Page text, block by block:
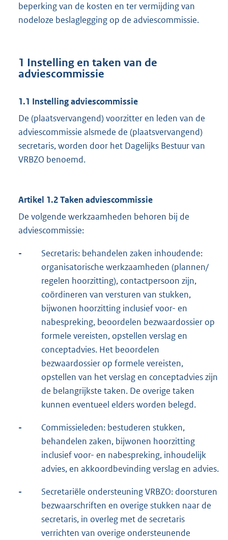
beperking van de kosten en ter vermijding van
nodeloze beslaglegging op de adviescommissie.
1 Instelling en taken van de
adviescommissie
1.1 Instelling adviescommissie
De (plaatsvervangend) voorzitter en leden van de
adviescommissie alsmede de (plaatsvervangend)
secretaris, worden door het Dagelijks Bestuur van
VRBZO benoemd.
Artikel 1.2 Taken adviescommissie
De volgende werkzaamheden behoren bij de
adviescommissie:
-
Secretaris: behandelen zaken inhoudende:
organisatorische werkzaamheden (plannen/
regelen hoorzitting), contactpersoon zijn,
coördineren van versturen van stukken,
bijwonen hoorzitting inclusief voor- en
nabespreking, beoordelen bezwaardossier op
formele vereisten, opstellen verslag en
conceptadvies. Het beoordelen
bezwaardossier op formele vereisten,
opstellen van het verslag en conceptadvies zijn
de belangrijkste taken. De overige taken
kunnen eventueel elders worden belegd.
-
Commissieleden: bestuderen stukken,
behandelen zaken, bijwonen hoorzitting
inclusief voor- en nabespreking, inhoudelijk
advies, en akkoordbevinding verslag en advies.
-
Secretariële ondersteuning VRBZO: doorsturen
bezwaarschriften en overige stukken naar de
secretaris, in overleg met de secretaris
verrichten van overige ondersteunende